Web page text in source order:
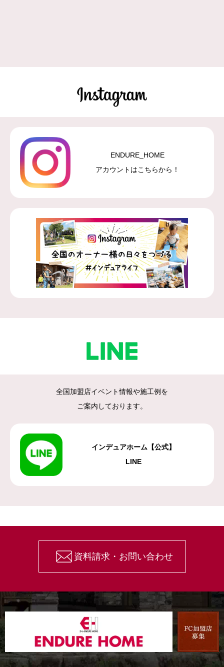
ENDURE_HOME
アカウントはこちらから！
全国加盟店イベント情報や施工例を
ご案内しております。
インデュアホーム【公式】
LINE
資料請求・お問い合わせ